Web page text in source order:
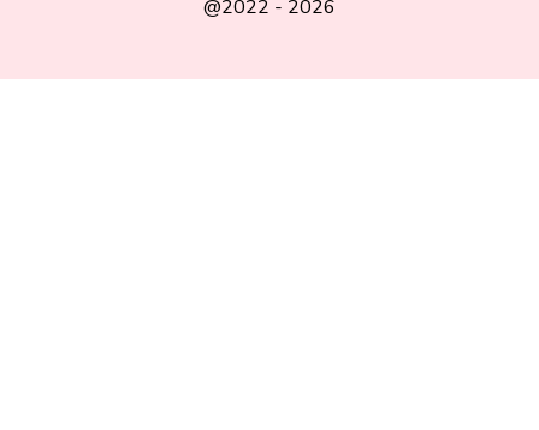
@2022 - 2026